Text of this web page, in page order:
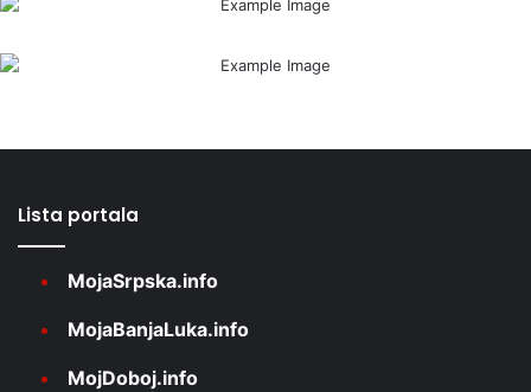
Lista portala
MojaSrpska.info
MojaBanjaLuka.info
MojDoboj.info